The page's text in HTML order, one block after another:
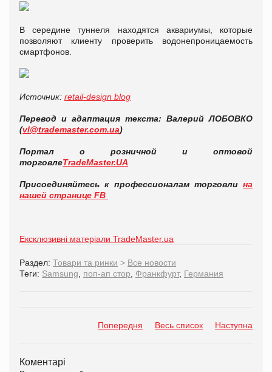
В середине туннеля находятся аквариумы, которые
позволяют клиенту проверить водонепроницаемость
смартфонов.
Источник: retail-design blog
Перевод и адаптация текста: Валерий ЛОБОВКО
(vl@trademaster.com.ua)
Портал о розничной и оптовой
торговлеTradeMaster.UA
Присоединяйтесь к профессионалам торговли на
нашей странице FB
Ексклюзивні матеріали TradeMaster.ua
Раздел: Товари та ринки > Все новости
Теги: Samsung поп-ап стор Франкфурт, Германия
Попередня Весь список Наступна
Коментарі